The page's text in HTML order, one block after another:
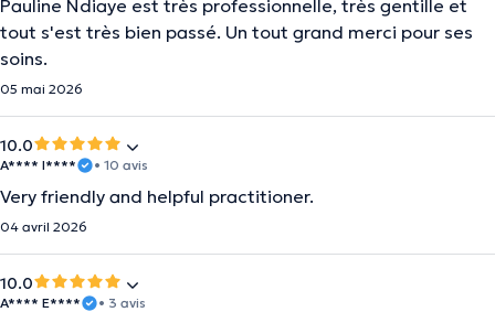
Pauline Ndiaye est très professionnelle, très gentille et
tout s'est très bien passé. Un tout grand merci pour ses
soins.
05 mai 2026
10.0
A**** I**** • 10 avis
Very friendly and helpful practitioner.
04 avril 2026
10.0
A**** E**** • 3 avis